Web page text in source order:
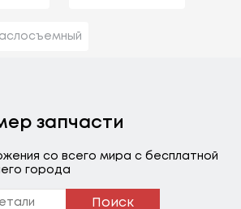
запчасти
со всего мира с бесплатной
города
Поиск